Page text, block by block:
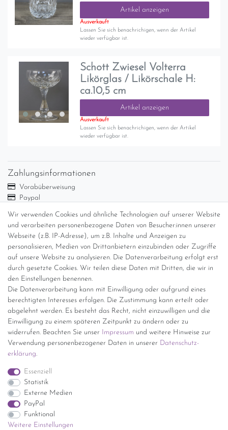
Artikel anzeigen
Ausverkauft
Lassen Sie sich benachrichigen, wenn der Artikel
wieder verfügbar ist.
Schott Zwiesel Volterra
Likörglas / Likörschale H:
ca.10,5 cm
Artikel anzeigen
Ausverkauft
Lassen Sie sich benachrichigen, wenn der Artikel
wieder verfügbar ist.
Wir verwenden Cookies und ähnliche Technologien auf unserer Website
und verarbeiten personenbezogene Daten von Besucher:innen unserer
Webseite (z.B. IP-Adresse), um z.B. Inhalte und Anzeigen zu
personalisieren, Medien von Drittanbietern einzubinden oder Zugriffe
auf unsere Website zu analysieren. Die Datenverarbeitung erfolgt erst
durch gesetzte Cookies. Wir teilen diese Daten mit Dritten, die wir in
den Einstellungen benennen.
Die Datenverarbeitung kann mit Einwilligung oder aufgrund eines
berechtigten Interesses erfolgen. Die Zustimmung kann erteilt oder
abgelehnt werden. Es besteht das Recht, nicht einzuwilligen und die
Einwilligung zu einem späteren Zeitpunkt zu ändern oder zu
widerrufen. Beachten Sie unser Impressum und weitere Hinweise zur
Verwendung personenbezogener Daten in unserer Daten­schutz­
erklärung.
Essenziell
Statistik
Externe Medien
PayPal
Funktional
Weitere Einstellungen
Zahlungsinformationen
Vorabüberweisung
Paypal
Versandinformationen
Versand per GLS (6,90 Euro) oder DHL (8,49 Euro ) inkl. MwSt.
(innerhalb Deutschlands)
kostenfreie Lieferung ab 150 Euro Warenwert (innerhalb
Deutschlands)
Übersicht Internationale Versandkosten
Wir kaufen an
Sie haben zuviel Porzellan im Schrank? Gerne kaufen wir dieses an.
Einfach unverbindliches Angebot anfordern.
*Endpreis inkl. MwSt. (Dieser Artikel unterliegt gem. § 25a
UStG der Differenzbesteuerung, ein Ausweis der
Mehrwertsteuer auf der Rechnung erfolgt nicht.)
Impressum Daten­schutz­erklärung